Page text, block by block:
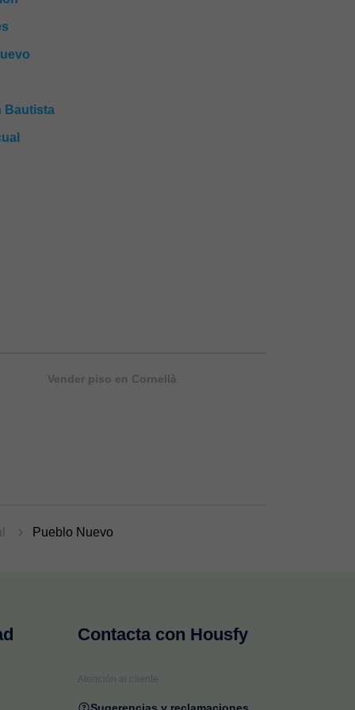
Bautista
Vender piso en Cornellà
Pueblo Nuevo
Contacta con Housfy
Atención al cliente